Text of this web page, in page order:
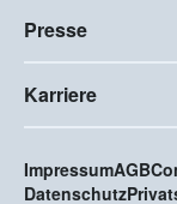
Presse
Karriere
ImpressumAGB
Datenschutz